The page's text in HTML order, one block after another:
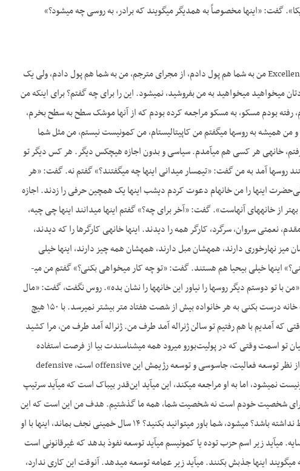
گفت: «اینها مخصوصاً به همدیگر می­گویند که برادر، به روسی چه می­شود؟»
ج- تاواریش، ولی من به اینها می­گفتم Excellency مخصوصاً به آن­ها می­گفتم Excellency می­گفتم Excellency من به شما هم پول دادم، از مجرای مترجم، من به شما هم پول دادم، ولی یک
می­خواهید می­خواهید به من بفروشید، نمی­شود. این را برای چه گفتم؟ برای اینکه من
بودم مسکو، به مسکو مراجعه کرده بودم که از آن­ها موشک سطح به سطح بخرم،
من همیشه به روس­ها می­گفتم من کاپیتالیست­ام، من کمونیست نیستم، من مثل شما
خانه­ی هر کسی هم می­آمدم. سیاسی و بدون اجازه هیچکس دیگر. هر کس دیگر تو
روس­ها آمد به من گفت: «تیمسار می­دانی این­ها چه می­گفتند؟» گفتم نه. گفت: «هر
اینها را من خانه­ام دعوت کردم دیشب اینها یک همچین حرفی را زدند. اجازه
از خانه­های آن­هاست». گفت: «آخر برای چه؟» گفتم این­ها می­دانند اینها چی چیه،
نعمتی سروان، سرگرد، کارگر همه را دیدند. اینها خانه­ی کارگرها را که دیدند،
میز نهارخوری دارند، همه­شان مبل دارند، همه­شان همه چیز دارند، اینها خیلی
ناراحت شدند. این‌قدر ناراحت شدند که سرتیپ­شان آمد پهلوی من. گفت: «تو می­خواهی چه کار بکنی؟» این­ها خیلی بی­حیا هم هستند. گفت: «تو چه کار می­خواهی بکنی؟» گفتم من می­
تو دوستم دیگر روس­ها را نیاور این خانه­ها را نشان بده». روس نگفت، گفت: «مال
ما را نیاور». گفت: «نمی­توانی». گفت: «اشتباه داری می­روی». گفت: «اگر بخواهی برای تمام ملت خانه درست بکنی به هر خانواده بیش از شصت هفتاد متر بیشتر نمی­رسد. با ۱۵۰ هیچ
که آمدیم با هم رفتیم تو سالن ژنراله آمد طرف من. ژنراله آمد طرف من، مرا کشید
تو اسمت وقتی که در پولیت‌بورو می­رود همه می­شناسندت بیا از فرصت استفاده
کن». ببینید این دو تا مثل خیلی مهم است. برای چه خیلی مهم است؟ مهمیش این است که روسیه از نظر توسعه فعالیت، جاسوسی و توسعه رژیمش این offensive است، defensive
نمی­شود، اما به او مراجعه می­کند، این می­آید این‌قدر بی­باک است که می­آید سرتیپ
برای شخصیت خودم است نه شخصیت شما، همه ما گذشتیم. هدف من این است که این
کسی که این شکلی اقداماتش offensive است این می­آید خمینی را ۱۴ سال نجف بگذارد با او ارتباط نداشته باشد؟ می­شود، شما باور می­توانید بکنید؟ ۱۴ سال خمینی نجف بماند، اینها با او
می­آید زیر اسم حزب توده یا کمونیسم می­آید توسعه نفوذ بدهد که غیرقانونی است
اینها جذبش بکنند. می­آید زیر عمامه توسعه می­دهد. آن­وقت این کاری ندارد،